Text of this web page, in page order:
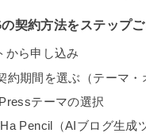
契約方法をステップ
ら申し込み
期間を選ぶ（テーマ・
テーマの選択
Pencil（AIブログ生成